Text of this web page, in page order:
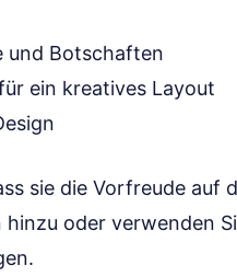
und Botschaften
ein kreatives Layout
sie die Vorfreude auf
oder verwenden